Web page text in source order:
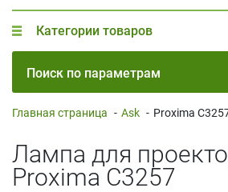
Категории товаров
Поиск по параметрам
Главная страница - Ask - Proxima
Лампа для
Proxima C3257